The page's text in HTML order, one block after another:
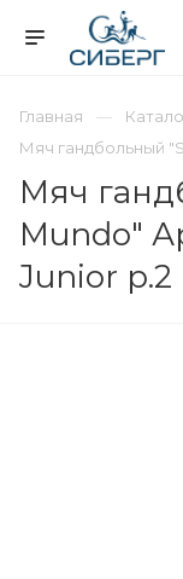
Главная
Мяч гандбольный
Мяч
Mundo"
Junior р.2